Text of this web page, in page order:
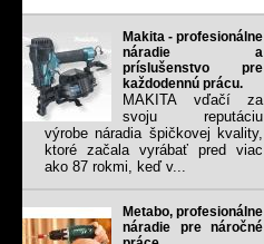
Makita - profesionálne
náradie a
príslušenstvo pre
každodennú prácu.
MAKITA vďačí za
svoju reputáciu
výrobe náradia špičkovej kvality,
ktoré začala vyrábať pred viac
ako 87 rokmi, keď v...
Metabo, profesionálne
náradie pre náročné